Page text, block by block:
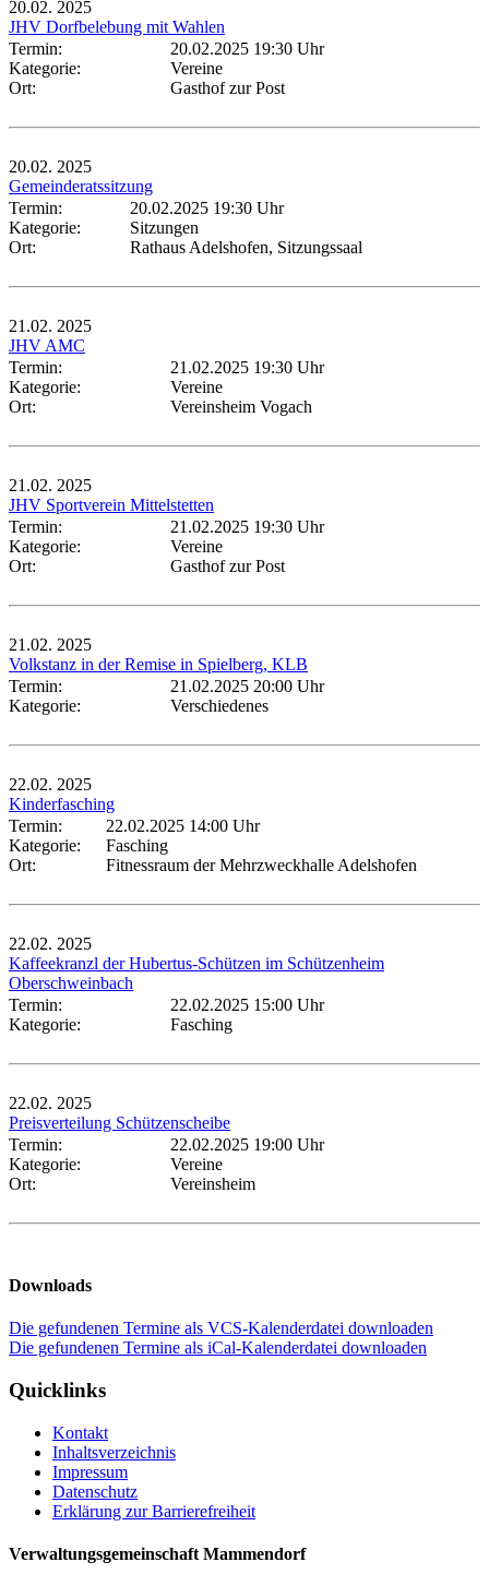
20.02. 2025
JHV Dorfbelebung mit Wahlen
Termin:
20.02.2025 19:30 Uhr
Kategorie:
Vereine
Ort:
Gasthof zur Post
20.02. 2025
Gemeinderatssitzung
Termin:
20.02.2025 19:30 Uhr
Kategorie:
Sitzungen
Ort:
Rathaus Adelshofen, Sitzungssaal
21.02. 2025
JHV AMC
Termin:
21.02.2025 19:30 Uhr
Kategorie:
Vereine
Ort:
Vereinsheim Vogach
21.02. 2025
JHV Sportverein Mittelstetten
Termin:
21.02.2025 19:30 Uhr
Kategorie:
Vereine
Ort:
Gasthof zur Post
21.02. 2025
Volkstanz in der Remise in Spielberg, KLB
Termin:
21.02.2025 20:00 Uhr
Kategorie:
Verschiedenes
22.02. 2025
Kinderfasching
Termin:
22.02.2025 14:00 Uhr
Kategorie:
Fasching
Ort:
Fitnessraum der Mehrzweckhalle Adelshofen
22.02. 2025
Kaffeekranzl der Hubertus-Schützen im Schützenheim
Oberschweinbach
Termin:
22.02.2025 15:00 Uhr
Kategorie:
Fasching
22.02. 2025
Preisverteilung Schützenscheibe
Termin:
22.02.2025 19:00 Uhr
Kategorie:
Vereine
Ort:
Vereinsheim
Downloads
Die gefundenen Termine als VCS-Kalenderdatei downloaden
Die gefundenen Termine als iCal-Kalenderdatei downloaden
Quicklinks
Kontakt
Inhaltsverzeichnis
Impressum
Datenschutz
Erklärung zur Barrierefreiheit
Verwaltungsgemeinschaft Mammendorf